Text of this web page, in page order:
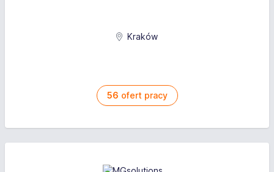
Kraków
56 ofert pracy